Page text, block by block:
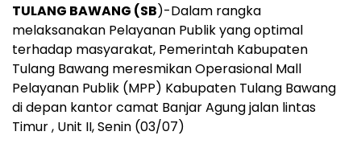
TULANG BAWANG (SB)-Dalam rangka
melaksanakan Pelayanan Publik yang optimal
terhadap masyarakat, Pemerintah Kabupaten
Tulang Bawang meresmikan Operasional Mall
Pelayanan Publik (MPP) Kabupaten Tulang Bawang
di depan kantor camat Banjar Agung jalan lintas
Timur , Unit II, Senin (03/07)